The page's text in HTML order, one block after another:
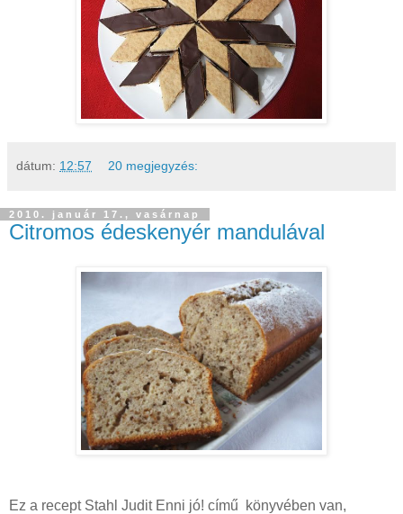
dátum: 12:57 20 megjegyzés:
2010. január 17., vasárnap
Citromos édeskenyér mandulával
Ez a recept Stahl Judit Enni jó! című könyvében van,